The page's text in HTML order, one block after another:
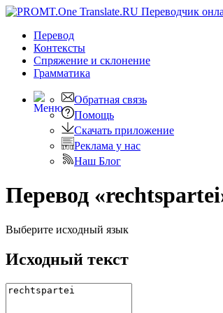
Перевод
Контексты
Спряжение и склонение
Грамматика
Обратная связь
Помощь
Скачать приложение
Реклама у нас
Наш Блог
Перевод
Выберите исходный язык
Исходный текст